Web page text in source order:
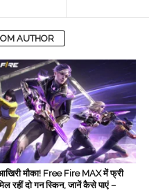
AUTHOR
मौका! Free Fire MAX में फ्री
रहीं दो गन स्किन, जानें कैसे पाएं –